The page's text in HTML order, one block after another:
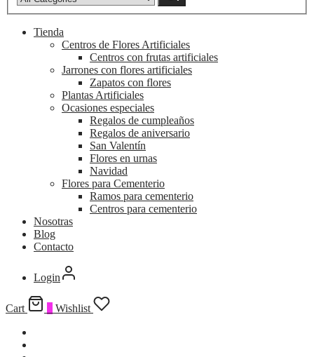
Tienda
Centros de Flores Artificiales
Centros con frutas artificiales
Jarrones con flores artificiales
Zapatos con flores
Plantas Artificiales
Ocasiones especiales
Regalos de cumpleaños
Regalos de aniversario
San Valentín
Flores en urnas
Navidad
Flores para Cementerio
Ramos para cementerio
Centros para cementerio
Nosotras
Blog
Contacto
Login
Cart Wishlist